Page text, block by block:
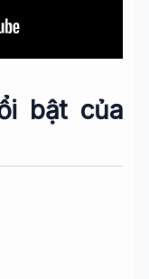
bật của